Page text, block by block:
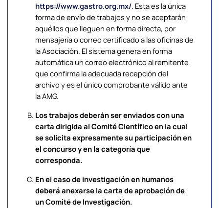
https://www.gastro.org.mx/. Esta es la única
forma de envío de trabajos y no se aceptarán
aquéllos que lleguen en forma directa, por
mensajería o correo certificado a las oficinas de
la Asociación. El sistema genera en forma
automática un correo electrónico al remitente
que confirma la adecuada recepción del
archivo y es el único comprobante válido ante
la AMG.
Los trabajos deberán ser enviados con una
carta dirigida al Comité Científico en la cual
se solicita expresamente su participación en
el concurso y en la categoría que
corresponda.
En el caso de investigación en humanos
deberá anexarse la carta de aprobación de
un Comité de Investigación.